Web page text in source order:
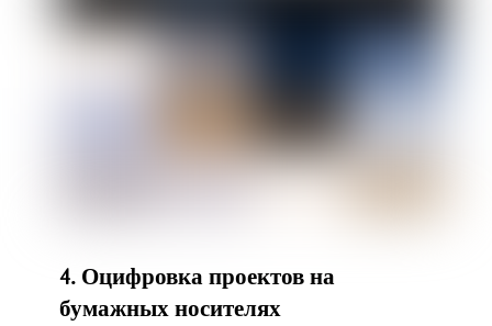
4. Оцифровка проектов на
бумажных носителях